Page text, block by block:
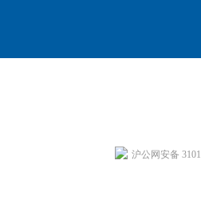
沪公网安备